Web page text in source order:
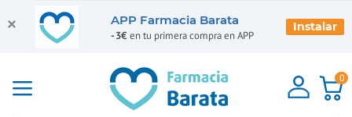
0
APP Farmacia Barata
-3€ en tu primera compra en APP
Instalar